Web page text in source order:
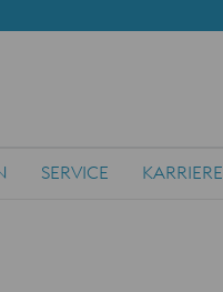
SERVICE KARRIERE